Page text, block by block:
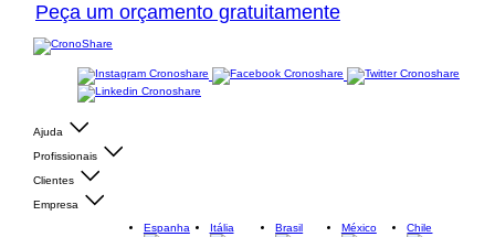
Peça um orçamento gratuitamente
Ajuda
Profissionais
Clientes
Empresa
Espanha
Itália Brasil México Chile